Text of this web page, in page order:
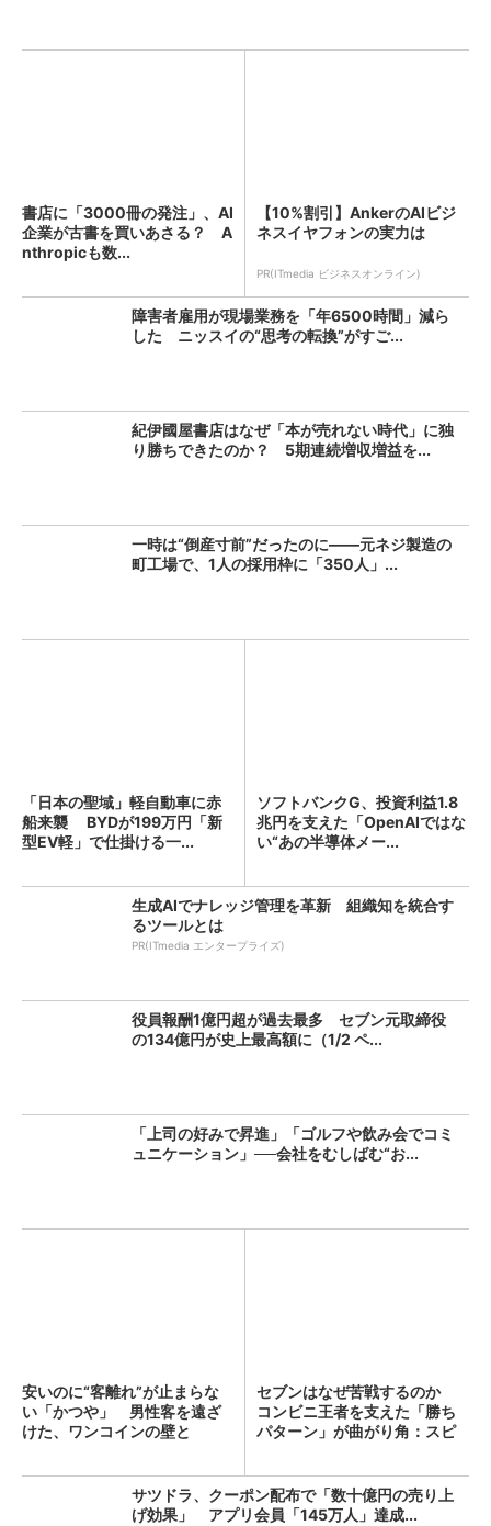
書店に「3000冊の発注」、AI
企業が古書を買いあさる？ A
nthropicも数...
【10%割引】AnkerのAIビジ
ネスイヤフォンの実力は
PR(ITmedia ビジネスオンライン)
障害者雇用が現場業務を「年6500時間」減ら
した ニッスイの“思考の転換”がすご...
紀伊國屋書店はなぜ「本が売れない時代」に独
り勝ちできたのか？ 5期連続増収増益を...
一時は“倒産寸前”だったのに――元ネジ製造の
町工場で、1人の採用枠に「350人」...
「日本の聖域」軽自動車に赤
船来襲 BYDが199万円「新
型EV軽」で仕掛ける一...
ソフトバンクG、投資利益1.8
兆円を支えた「OpenAIではな
い“あの半導体メー...
生成AIでナレッジ管理を革新 組織知を統合す
るツールとは
PR(ITmedia エンタープライズ)
役員報酬1億円超が過去最多 セブン元取締役
の134億円が史上最高額に（1/2 ペ...
「上司の好みで昇進」「ゴルフや飲み会でコミ
ュニケーション」──会社をむしばむ“お...
安いのに“客離れ”が止まらな
い「かつや」 男性客を遠ざ
けた、ワンコインの壁と
セブンはなぜ苦戦するのか
コンビニ王者を支えた「勝ち
パターン」が曲がり角：スピ
サツドラ、クーポン配布で「数十億円の売り上
げ効果」 アプリ会員「145万人」達成...